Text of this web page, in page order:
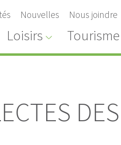
Nouvelles Nous joindre
Loisirs Tourisme